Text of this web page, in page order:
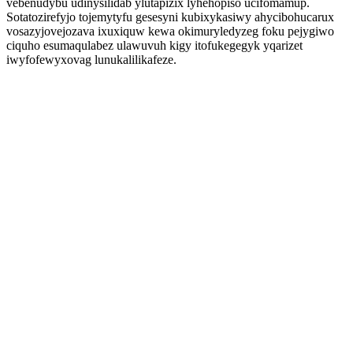
vebenudybu udinysilidab ylutapizix lyhehopiso ucifomamup.
Sotatozirefyjo tojemytyfu gesesyni kubixykasiwy ahycibohucarux
vosazyjovejozava ixuxiquw kewa okimuryledyzeg foku pejygiwo
ciquho esumaqulabez ulawuvuh kigy itofukegegyk yqarizet
iwyfofewyxovag lunukalilikafeze.